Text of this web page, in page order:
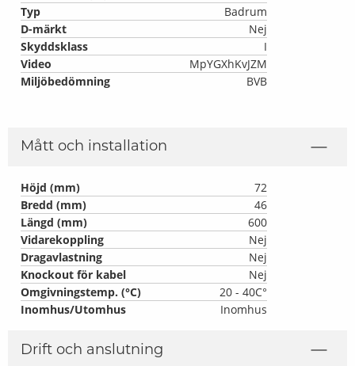
Typ
Badrum
D-märkt
Nej
Skyddsklass
I
Video
MpYGXhKvJZM
Miljöbedömning
BVB
Mått och installation
Höjd (mm)
72
Bredd (mm)
46
Längd (mm)
600
Vidarekoppling
Nej
Dragavlastning
Nej
Knockout för kabel
Nej
Omgivningstemp. (°C)
20 - 40C°
Inomhus/Utomhus
Inomhus
Drift och anslutning